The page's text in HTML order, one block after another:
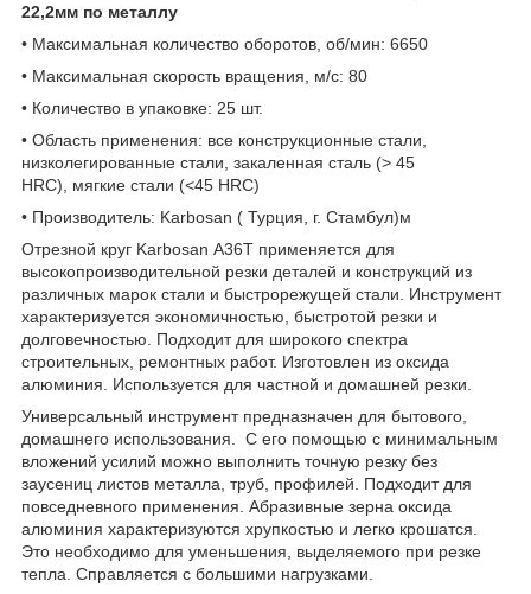
22,2мм по металлу
• Максимальная количество оборотов, об/мин: 6650
• Максимальная скорость вращения, м/с: 80
• Количество в упаковке: 25 шт.
• Область применения: все конструкционные стали,
низколегированные стали, закаленная сталь (> 45
HRC), мягкие стали (<45 HRC)
• Производитель: Karbosan ( Турция, г. Стамбул)м
Отрезной круг Karbosan А36T применяется для
высокопроизводительной резки деталей и конструкций из
различных марок стали и быстрорежущей стали. Инструмент
характеризуется экономичностью, быстротой резки и
долговечностью. Подходит для широкого спектра
строительных, ремонтных работ. Изготовлен из оксида
алюминия. Используется для частной и домашней резки.
Универсальный инструмент предназначен для бытового,
домашнего использования. С его помощью с минимальным
вложений усилий можно выполнить точную резку без
заусениц листов металла, труб, профилей. Подходит для
повседневного применения. Абразивные зерна оксида
алюминия характеризуются хрупкостью и легко крошатся.
Это необходимо для уменьшения, выделяемого при резке
тепла. Справляется с большими нагрузками.